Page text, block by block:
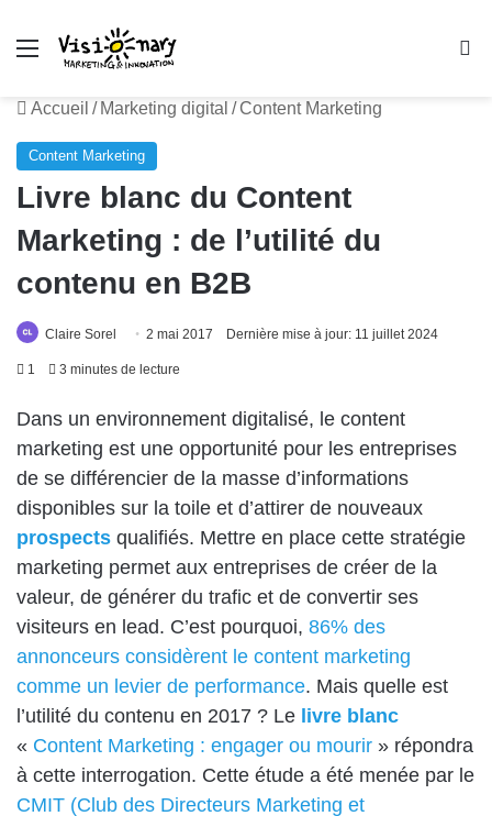
Menu
Accueil / Marketing digital /Content Marketing
Content Marketing
Livre blanc du Content
Marketing : de l’utilité du
contenu en B2B
Claire Sorel 2 mai 2017 Dernière mise à jour: 11 juillet 2024
1 3 minutes de lecture
Dans un environnement digitalisé, le content
marketing est une opportunité pour les entreprises
de se différencier de la masse d’informations
disponibles sur la toile et d’attirer de nouveaux
prospects qualifiés. Mettre en place cette stratégie
marketing permet aux entreprises de créer de la
valeur, de générer du trafic et de convertir ses
visiteurs en lead. C’est pourquoi, 86% des
annonceurs considèrent le content marketing
comme un levier de performance. Mais quelle est
l’utilité du contenu en 2017 ? Le livre blanc
« Content Marketing : engager ou mourir » répondra
à cette interrogation. Cette étude a été menée par le
CMIT (Club des Directeurs Marketing et